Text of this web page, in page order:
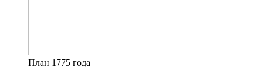
План 1775 года